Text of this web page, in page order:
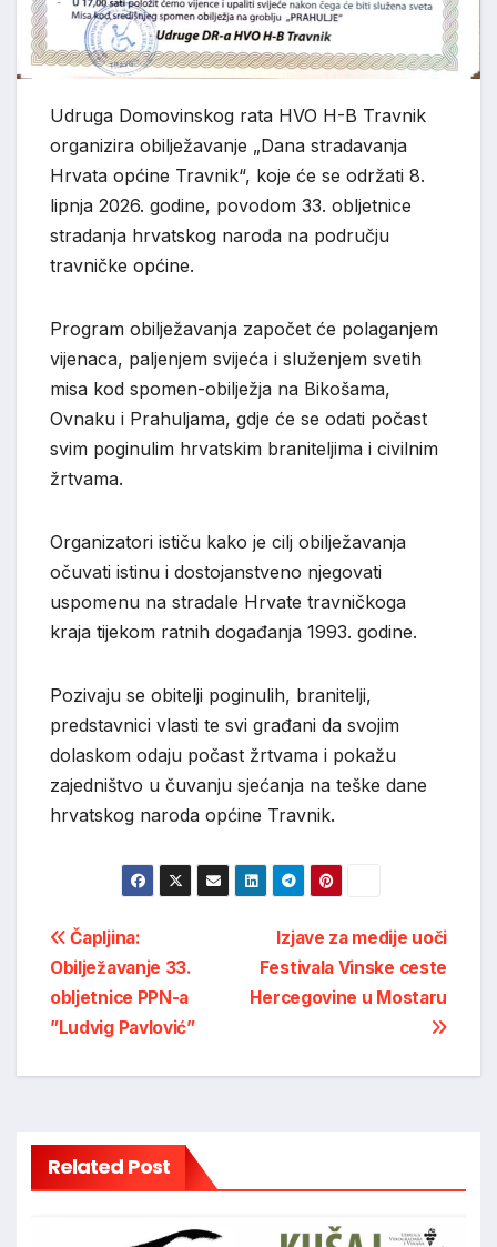
Udruga Domovinskog rata HVO H-B Travnik
organizira obilježavanje „Dana stradavanja
Hrvata općine Travnik“, koje će se održati 8.
lipnja 2026. godine, povodom 33. obljetnice
stradanja hrvatskog naroda na području
travničke općine.
Program obilježavanja započet će polaganjem
vijenaca, paljenjem svijeća i služenjem svetih
misa kod spomen-obilježja na Bikošama,
Ovnaku i Prahuljama, gdje će se odati počast
svim poginulim hrvatskim braniteljima i civilnim
žrtvama.
Organizatori ističu kako je cilj obilježavanja
očuvati istinu i dostojanstveno njegovati
uspomenu na stradale Hrvate travničkoga
kraja tijekom ratnih događanja 1993. godine.
Pozivaju se obitelji poginulih, branitelji,
predstavnici vlasti te svi građani da svojim
dolaskom odaju počast žrtvama i pokažu
zajedništvo u čuvanju sjećanja na teške dane
hrvatskog naroda općine Travnik.
Post
navigation
Izjave za medije uoči
Festivala Vinske ceste
Hercegovine u Mostaru
Čapljina:
Obilježavanje 33.
obljetnice PPN-a
”Ludvig Pavlović”
Related Post